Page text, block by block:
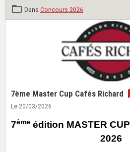
Dans Concours 2026
7ème Master Cup Cafés Richard
Le 20/03/2026
7èmeédition MASTER CUP
2026